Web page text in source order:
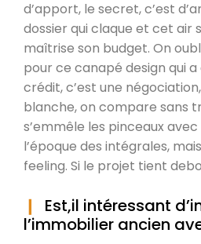
d’apport, le secret, c’est
dossier qui claque et cet air
maîtrise son budget. On
pour ce canapé design qui
crédit, c’est une
blanche, on compare sans
s’emmêle les pinceaux
l’époque des intégrales,
feeling. Si le projet tient
Est,il intéressant
l’immobilier ancien